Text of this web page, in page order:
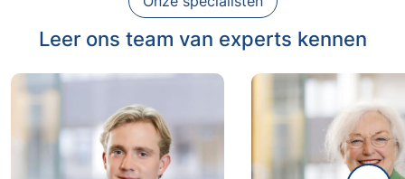
Leer ons team van experts kennen